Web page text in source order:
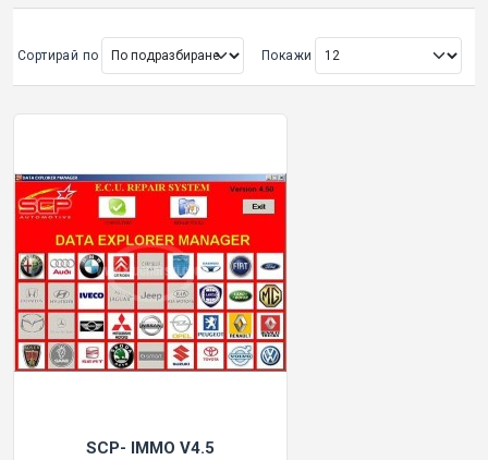
ОРИГИНАЛНИ АВТОКЛЮЧОВЕ
Покажи всички
АВТОКЛЮЧАЛКИ И ЧАСТИ
ЕМУЛАТОРИ
МАСЛА, ХИМИЯ И СПРЕЙОВЕ VOULIS
ЧАСТИ ЗА АВТОКЛЮЧОВЕ
Сортирай по Покажи
SCP- IMMO V4.5